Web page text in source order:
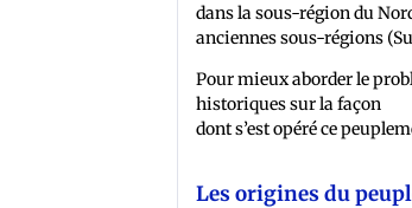
dans la sous-région du
anciennes sous-régions
Pour mieux aborder le
historiques sur la façon
dont s’est opéré ce
Les origines du